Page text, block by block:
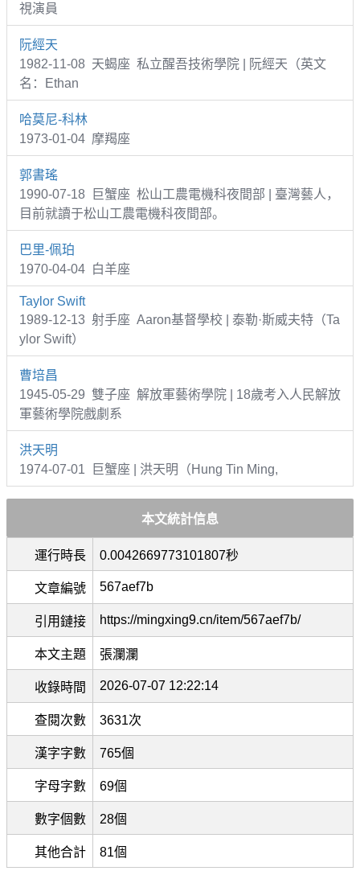
視演員
阮經天
1982-11-08 天蝎座 私立醒吾技術學院 | 阮經天（英文
名：Ethan
哈莫尼-科林
1973-01-04 摩羯座
郭書瑤
1990-07-18 巨蟹座 松山工農電機科夜間部 | 臺灣藝人，
目前就讀于松山工農電機科夜間部。
巴里-佩珀
1970-04-04 白羊座
Taylor Swift
1989-12-13 射手座 Aaron基督學校 | 泰勒·斯威夫特（Ta
ylor Swift）
曹培昌
1945-05-29 雙子座 解放軍藝術學院 | 18歲考入人民解放
軍藝術學院戲劇系
洪天明
1974-07-01 巨蟹座 | 洪天明（Hung Tin Ming,
本文統計信息
運行時長 0.0042669773101807秒
文章編號 567aef7b
引用鏈接 https://mingxing9.cn/item/567aef7b/
本文主題 張瀾瀾
收錄時間 2026-07-07 12:22:14
查閱次數 3631次
漢字字數 765個
字母字數 69個
數字個數 28個
其他合計 81個